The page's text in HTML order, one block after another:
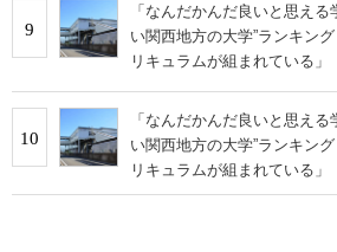
9
「なんだかんだ良いと思え
い関西地方の大学”ランキン
リキュラムが組まれている
10
「なんだかんだ良いと思え
い関西地方の大学”ランキン
リキュラムが組まれている